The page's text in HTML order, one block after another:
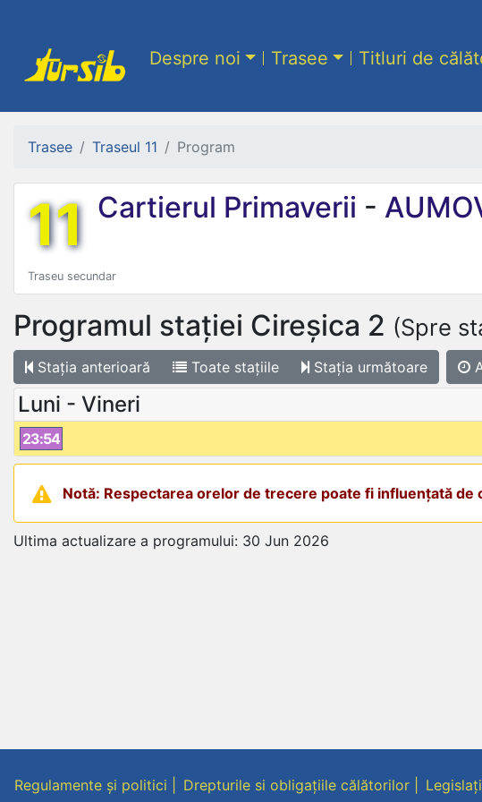
Despre noi Trasee Titluri de
Trasee Traseul 11 Program
11 Cartierul Primaverii -
Traseu secundar
Programul stației Cireșica 2 (Spre
Stația anterioară Toate stațiile Stația următoare
Luni - Vineri
23:54
Notă: Respectarea orelor de trecere poate fi influențată de
Ultima actualizare a programului: 30 Jun 2026
Regulamente și politici Drepturile si obligațiile călătorilor